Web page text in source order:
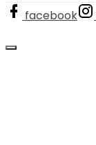
facebook